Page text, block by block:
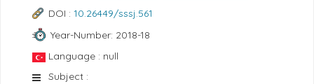
DOI : 10.26449/sssj.561
Year-Number: 2018-18
Language : null
Subject :